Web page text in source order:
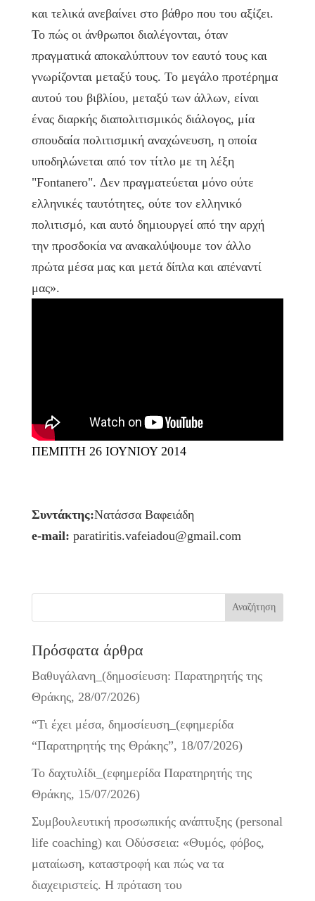
και τελικά ανεβαίνει στο βάθρο που του αξίζει.
Το πώς οι άνθρωποι διαλέγονται, όταν
πραγματικά αποκαλύπτουν τον εαυτό τους και
γνωρίζονται μεταξύ τους. Το μεγάλο προτέρημα
αυτού του βιβλίου, μεταξύ των άλλων, είναι
ένας διαρκής διαπολιτισμικός διάλογος, μία
σπουδαία πολιτισμική αναχώνευση, η οποία
υποδηλώνεται από τον τίτλο με τη λέξη
"Fontanero". Δεν πραγματεύεται μόνο ούτε
ελληνικές ταυτότητες, ούτε τον ελληνικό
πολιτισμό, και αυτό δημιουργεί από την αρχή
την προσδοκία να ανακαλύψουμε τον άλλο
πρώτα μέσα μας και μετά δίπλα και απέναντί
μας».
ΠΕΜΠΤΗ 26 ΙΟΥΝΙΟΥ 2014
Συντάκτης:Νατάσσα Βαφειάδη
e-mail: paratiritis.vafeiadou@gmail.com
Πρόσφατα άρθρα
Βαθυγάλανη_(δημοσίευση: Παρατηρητής της
Θράκης, 28/07/2026)
“Τι έχει μέσα, δημοσίευση_(εφημερίδα
“Παρατηρητής της Θράκης”, 18/07/2026)
Το δαχτυλίδι_(εφημερίδα Παρατηρητής της
Θράκης, 15/07/2026)
Συμβουλευτική προσωπικής ανάπτυξης (personal
life coaching) και Οδύσσεια: «Θυμός, φόβος,
ματαίωση, καταστροφή και πώς να τα
διαχειριστείς. Η πρόταση του